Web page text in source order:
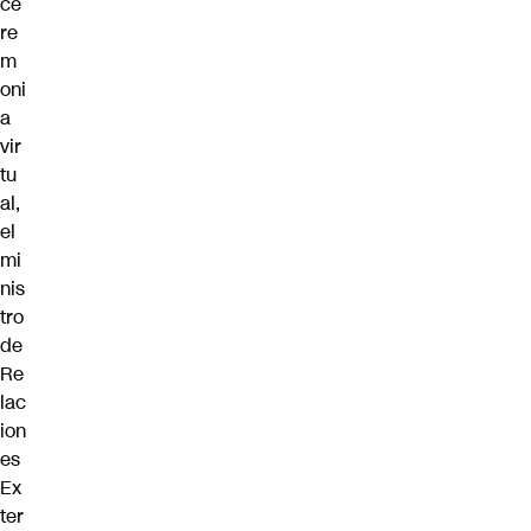
re
m
oni
a
vir
tu
al,
el
mi
nis
tro
de
Re
lac
ion
es
Ex
ter